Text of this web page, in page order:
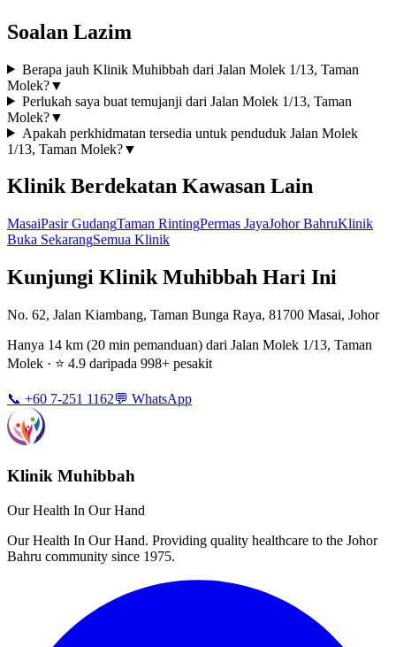
Soalan Lazim
Berapa jauh Klinik Muhibbah dari Jalan Molek 1/13, Taman
Molek?▼
Perlukah saya buat temujanji dari Jalan Molek 1/13, Taman
Molek?▼
Apakah perkhidmatan tersedia untuk penduduk Jalan Molek
1/13, Taman Molek?▼
Klinik Berdekatan Kawasan Lain
MasaiPasir GudangTaman RintingPermas JayaJohor BahruKlinik
Buka SekarangSemua Klinik
Kunjungi Klinik Muhibbah Hari Ini
No. 62, Jalan Kiambang, Taman Bunga Raya, 81700 Masai, Johor
Hanya 14 km (20 min pemanduan) dari Jalan Molek 1/13, Taman
Molek · ⭐ 4.9 daripada 998+ pesakit
📞 +60 7-251 1162💬 WhatsApp
Klinik Muhibbah
Our Health In Our Hand
Our Health In Our Hand. Providing quality healthcare to the Johor
Bahru community since 1975.